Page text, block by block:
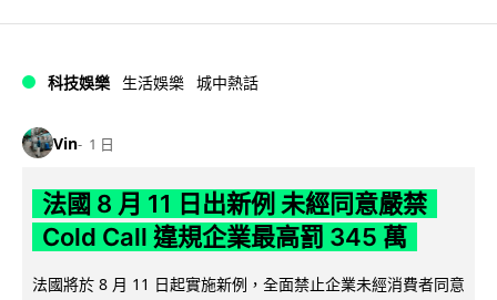
科技娛樂 生活娛樂 城中熱話
Vin 1 日
法國 8 月 11 日出新例 未經同意嚴禁
Cold Call 違規企業最高罰 345 萬
法國將於 8 月 11 日起實施新例，全面禁止企業未經消費者同意